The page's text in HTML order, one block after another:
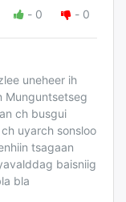
- 0 - 0
uneheer ih
Munguntsetseg
ch busgui
uyarch sonsloo
tsagaan
baisniig
bla